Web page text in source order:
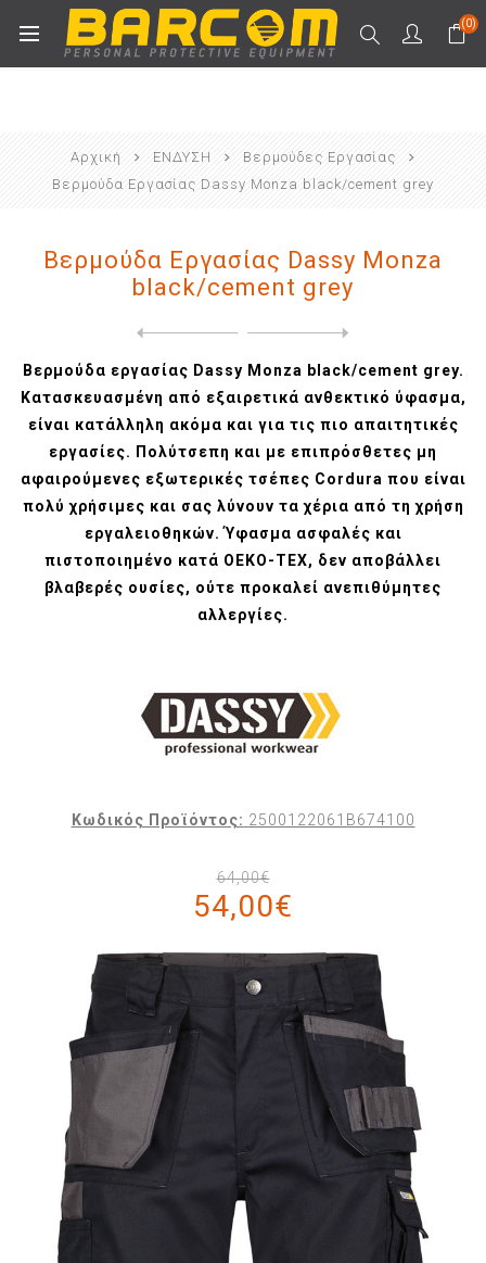
(0)
Αρχική ΕΝΔΥΣΗ
Βερμούδες Εργασίας
Βερμούδα Εργασίας Dassy Monza black/cement grey
Βερμούδα Εργασίας Dassy Monza
black/cement grey
Βερμούδα εργασίας Dassy Monza black/cement grey.
Κατασκευασμένη από εξαιρετικά ανθεκτικό ύφασμα,
είναι κατάλληλη ακόμα και για τις πιο απαιτητικές
εργασίες. Πολύτσεπη και με επιπρόσθετες μη
αφαιρούμενες εξωτερικές τσέπες Cordura που είναι
πολύ χρήσιμες και σας λύνουν τα χέρια από τη χρήση
εργαλειοθηκών. Ύφασμα ασφαλές και
πιστοποιημένο κατά OEKO-TEX, δεν αποβάλλει
βλαβερές ουσίες, ούτε προκαλεί ανεπιθύμητες
αλλεργίες.
Κωδικός Προϊόντος: 2500122061B674100
64,00€
54,00€